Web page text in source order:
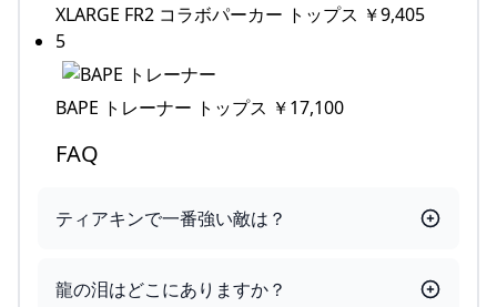
XLARGE FR2 コラボパーカー トップス ￥9,405
5
BAPE トレーナー トップス ￥17,100
FAQ
ティアキンで一番強い敵は？
龍の泪はどこにありますか？